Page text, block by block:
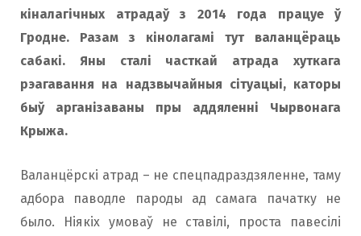
кіналагічных атрадаў з 2014 года працуе ў
Гродне. Разам з кінолагамі тут валанцёраць
сабакі. Яны сталі часткай атрада хуткага
рэагавання на надзвычайныя сітуацыі, каторы
быў арганізаваны пры аддяленні Чырвонага
Крыжа.
Валанцёрскі атрад – не спецпадраздзяленне, таму
адбора паводле пароды ад самага пачатку не
было. Ніякіх умоваў не ставілі, проста павесілі